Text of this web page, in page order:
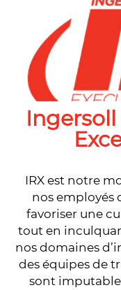
IRX est notre
nos employés
favoriser une
tout en
nos domaines
des équipes de
sont